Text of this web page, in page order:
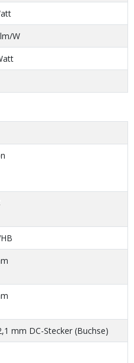
W
mm DC-Stecker (Buchse)